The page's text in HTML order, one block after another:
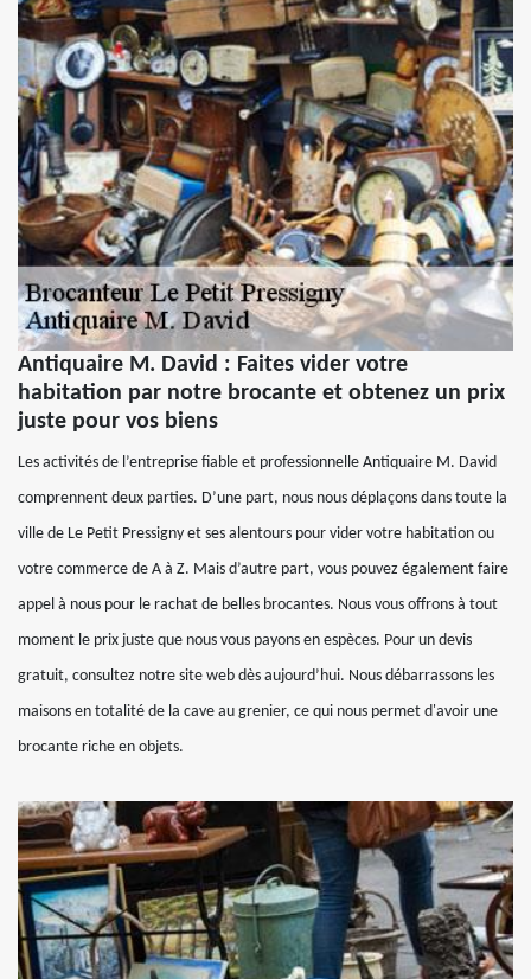
Antiquaire M. David : Faites vider votre
habitation par notre brocante et obtenez un prix
juste pour vos biens
Les activités de l’entreprise fiable et professionnelle Antiquaire M. David
comprennent deux parties. D’une part, nous nous déplaçons dans toute la
ville de Le Petit Pressigny et ses alentours pour vider votre habitation ou
votre commerce de A à Z. Mais d’autre part, vous pouvez également faire
appel à nous pour le rachat de belles brocantes. Nous vous offrons à tout
moment le prix juste que nous vous payons en espèces. Pour un devis
gratuit, consultez notre site web dès aujourd’hui. Nous débarrassons les
maisons en totalité de la cave au grenier, ce qui nous permet d'avoir une
brocante riche en objets.